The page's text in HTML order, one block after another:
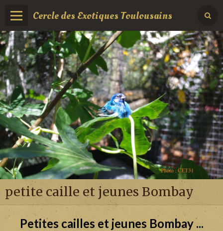
Cercle des Exotiques Toulousains
petite caille et jeunes Bombay
Petites cailles et jeunes Bombay ...